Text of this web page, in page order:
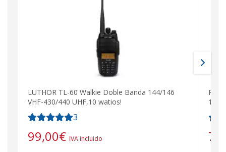
LUTHOR TL-60 Walkie Doble Banda 144/146
VHF-430/440 UHF,10 watios!
3
99,00€ IVA incluido
144